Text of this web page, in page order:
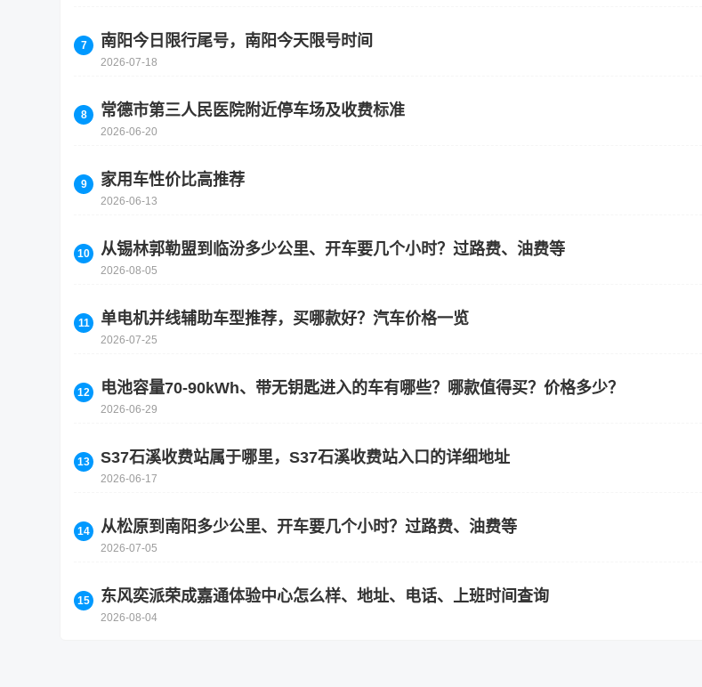
南阳今日限行尾号，南阳今天限号时间
2026-07-18
常德市第三人民医院附近停车场及收费标准
2026-06-20
家用车性价比高推荐
2026-06-13
从锡林郭勒盟到临汾多少公里、开车要几个小时？过路费、油费等
2026-08-05
单电机并线辅助车型推荐，买哪款好？汽车价格一览
2026-07-25
电池容量70-90kWh、带无钥匙进入的车有哪些？哪款值得买？价格多少？
2026-06-29
S37石溪收费站属于哪里，S37石溪收费站入口的详细地址
2026-06-17
从松原到南阳多少公里、开车要几个小时？过路费、油费等
2026-07-05
东风奕派荣成嘉通体验中心怎么样、地址、电话、上班时间查询
2026-08-04